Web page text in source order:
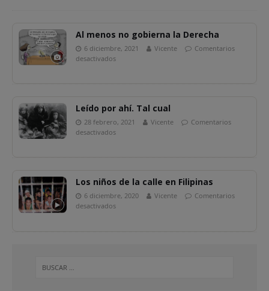
s
A
p
e
b
o
k
er l y
Li
p
ar
Al menos no gobierna la Derecha
6 diciembre, 2021 Vicente
Comentarios
desactivados
Leído por ahí. Tal cual
28 febrero, 2021 Vicente
Comentarios
desactivados
Los niños de la calle en Filipinas
6 diciembre, 2020 Vicente
Comentarios
desactivados